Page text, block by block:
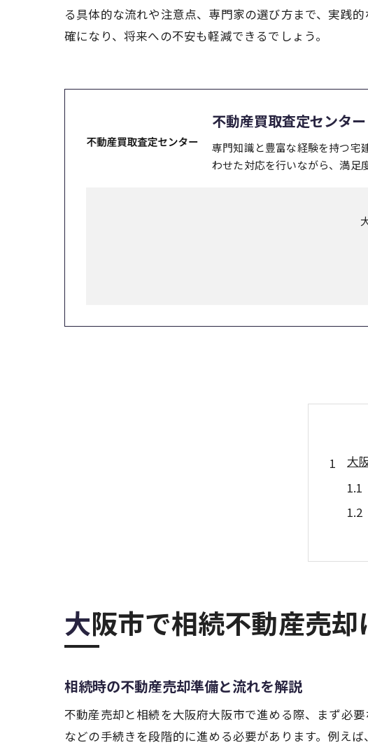
る具体的な流れや注意点、専門家の選び方まで、実践
確になり、将来への不安も軽減できるでしょう。
不動産買取査定センター
専門知識と豊富な経験を持つ宅
わせた対応を行いながら、満足
大
不
大阪市で相続不動産売
相続時の不動産売却準備と流れを解説
不動産売却と相続を大阪府大阪市で進める際、まず必
などの手続きを段階的に進める必要があります。例え